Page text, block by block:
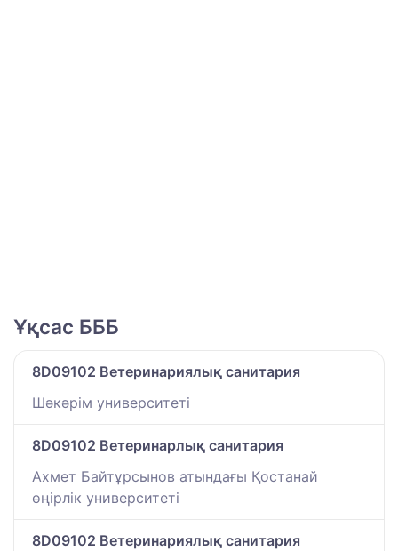
Ұқсас БББ
8D09102 Ветеринариялық санитария
Шәкәрім университеті
8D09102 Ветеринарлық санитария
Ахмет Байтұрсынов атындағы Қостанай
өңірлік университеті
8D09102 Ветеринариялық санитария